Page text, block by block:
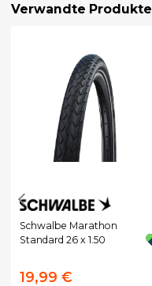
Verwandte Produkte
Schwalbe Marathon
Standard 26 x 1.50
19,99 €